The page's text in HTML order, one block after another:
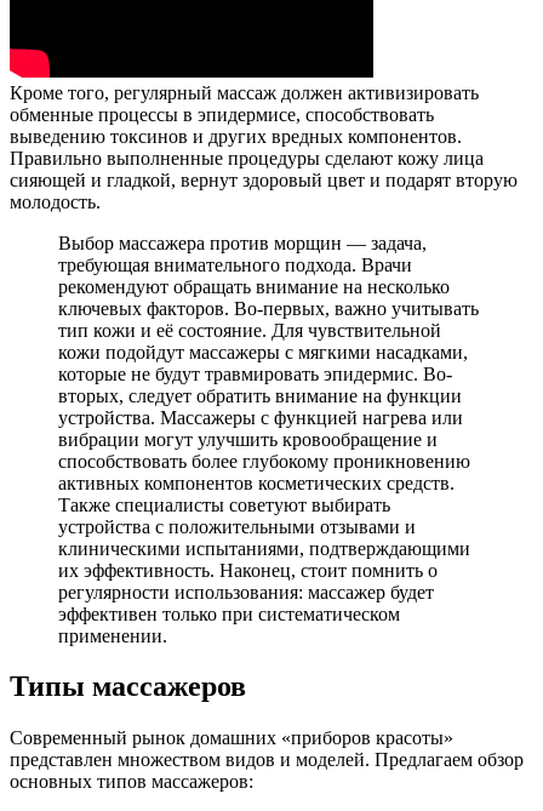
Кроме того, регулярный массаж должен активизировать
обменные процессы в эпидермисе, способствовать
выведению токсинов и других вредных компонентов.
Правильно выполненные процедуры сделают кожу лица
сияющей и гладкой, вернут здоровый цвет и подарят вторую
молодость.
Выбор массажера против морщин — задача,
требующая внимательного подхода. Врачи
рекомендуют обращать внимание на несколько
ключевых факторов. Во-первых, важно учитывать
тип кожи и её состояние. Для чувствительной
кожи подойдут массажеры с мягкими насадками,
которые не будут травмировать эпидермис. Во-
вторых, следует обратить внимание на функции
устройства. Массажеры с функцией нагрева или
вибрации могут улучшить кровообращение и
способствовать более глубокому проникновению
активных компонентов косметических средств.
Также специалисты советуют выбирать
устройства с положительными отзывами и
клиническими испытаниями, подтверждающими
их эффективность. Наконец, стоит помнить о
регулярности использования: массажер будет
эффективен только при систематическом
применении.
Типы массажеров
Современный рынок домашних «приборов красоты»
представлен множеством видов и моделей. Предлагаем обзор
основных типов массажеров: